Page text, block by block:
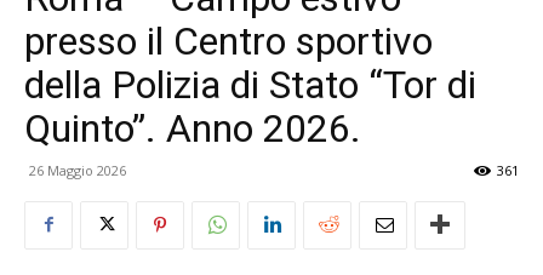
presso il Centro sportivo
della Polizia di Stato “Tor di
Quinto”. Anno 2026.
26 Maggio 2026 361